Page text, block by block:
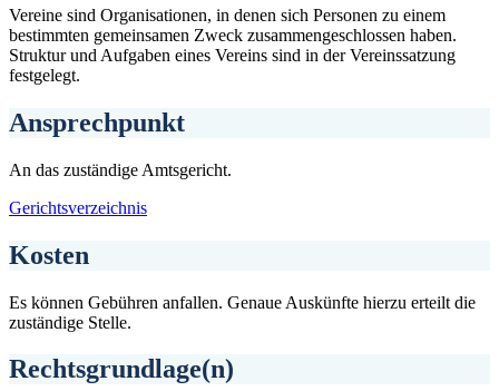
Vereine sind Organisationen, in denen sich Personen zu einem
bestimmten gemeinsamen Zweck zusammengeschlossen haben.
Struktur und Aufgaben eines Vereins sind in der Vereinssatzung
festgelegt.
Ansprechpunkt
An das zuständige Amtsgericht.
Gerichtsverzeichnis
Kosten
Es können Gebühren anfallen. Genaue Auskünfte hierzu erteilt die
zuständige Stelle.
Rechtsgrundlage(n)